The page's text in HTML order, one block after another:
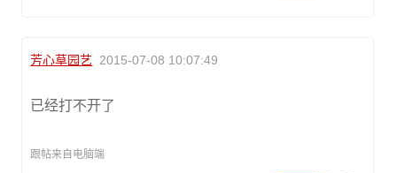
芳心草园艺 2015-07-08 10:07:49
已经打不开了
跟帖来自电脑端